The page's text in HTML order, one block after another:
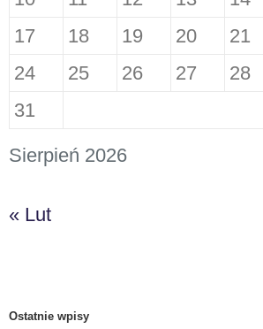
Sierpień 2026
17
18 19 20 21
24
25 26 27 28
31
« Lut
Ostatnie wpisy